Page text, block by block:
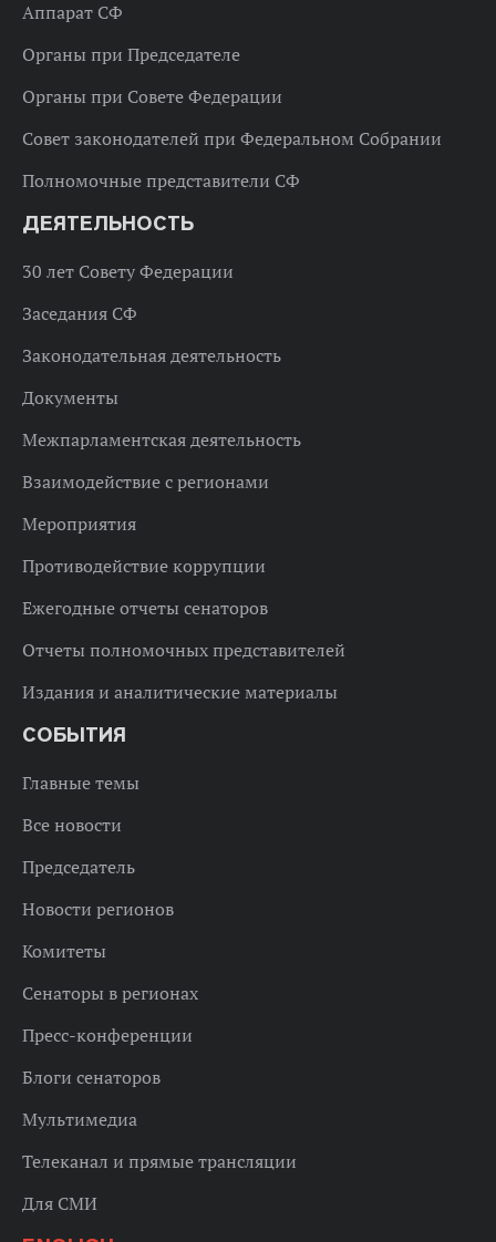
Аппарат СФ
Органы при Председателе
Органы при Совете Федерации
Совет законодателей при Федеральном Собрании
Полномочные представители СФ
ДЕЯТЕЛЬНОСТЬ
30 лет Совету Федерации
Заседания СФ
Законодательная деятельность
Документы
Межпарламентская деятельность
Взаимодействие с регионами
Мероприятия
Противодействие коррупции
Ежегодные отчеты сенаторов
Отчеты полномочных представителей
Издания и аналитические материалы
СОБЫТИЯ
Главные темы
Все новости
Председатель
Новости регионов
Комитеты
Сенаторы в регионах
Пресс-конференции
Блоги сенаторов
Мультимедиа
Телеканал и прямые трансляции
Для СМИ